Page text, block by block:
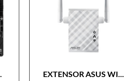
EXTENSOR ASUS WI...